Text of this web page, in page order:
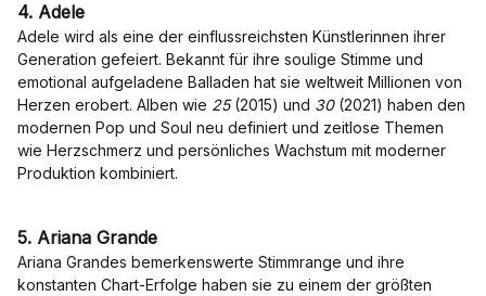
4. Adele
Adele wird als eine der einflussreichsten Künstlerinnen ihrer
Generation gefeiert. Bekannt für ihre soulige Stimme und
emotional aufgeladene Balladen hat sie weltweit Millionen von
Herzen erobert. Alben wie 25(2015) und 30(2021) haben den
modernen Pop und Soul neu definiert und zeitlose Themen
wie Herzschmerz und persönliches Wachstum mit moderner
Produktion kombiniert.
5. Ariana Grande
Ariana Grandes bemerkenswerte Stimmrange und ihre
konstanten Chart-Erfolge haben sie zu einem der größten